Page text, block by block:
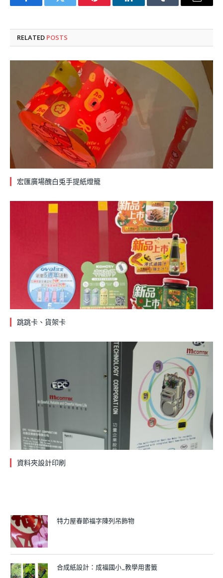
FacebookTwitter Pinterest LinkedInTumblr Email
RELATED POSTS
宏匯廣場醜白兎手提紙燈籠
跳跳卡、貨架卡
資料夾設計印刷
特力屋春節福字陳列吊飾物
合成紙設計：成福國小_教學用書籤